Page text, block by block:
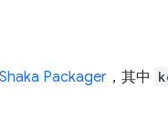
Packager ，其中